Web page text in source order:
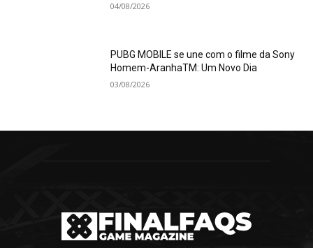
04/08/2026
PUBG MOBILE se une com o filme da Sony
Homem-AranhaTM: Um Novo Dia
03/08/2026